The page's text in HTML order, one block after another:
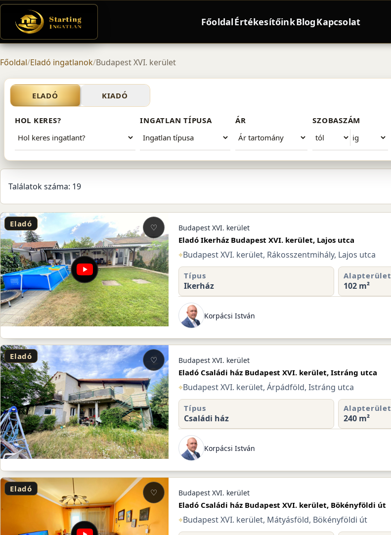
FőoldalÉrtékesítőinkBlogKapcsolat
Főoldal/Eladó ingatlanok/Budapest XVI. kerület
Eladó ingatlanok – Budapest XVI. kerület
ELADÓ KIADÓ
HOL KERES? INGATLAN TÍPUSA ÁR SZOBASZÁM
Találatok száma: 19
Eladó ♡ Budapest XVI. kerület
Eladó Ikerház Budapest XVI. kerület, Lajos utca
⌖Budapest XVI. kerület, Rákosszentmihály, Lajos utca
Típus
Ikerház
Alapterület
102 m²
Korpácsi István
Eladó ♡ Budapest XVI. kerület
Eladó Családi ház Budapest XVI. kerület, Istráng utca
⌖Budapest XVI. kerület, Árpádföld, Istráng utca
Típus
Családi ház
Alapterület
240 m²
Korpácsi István
Eladó ♡ Budapest XVI. kerület
Eladó Családi ház Budapest XVI. kerület, Bökényföldi út
⌖Budapest XVI. kerület, Mátyásföld, Bökényföldi út